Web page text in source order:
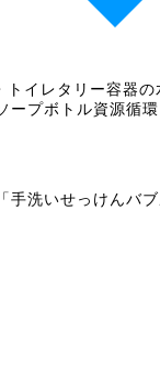
イレタリー容器
プボトル資源循
洗いせっけんバブ